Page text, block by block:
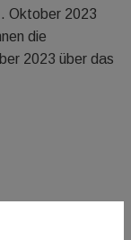
Oktober 2023
die
2023 über das